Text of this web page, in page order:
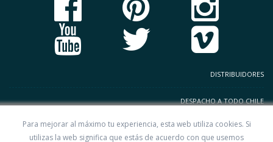
DISTRIBUIDORES
DESPACHO A TODO CHILE
TERMINOS Y CONDICIONES
Para mejorar al máximo tu experiencia, esta web utiliza cookies. Si
utilizas la web significa que estás de acuerdo con que usemos